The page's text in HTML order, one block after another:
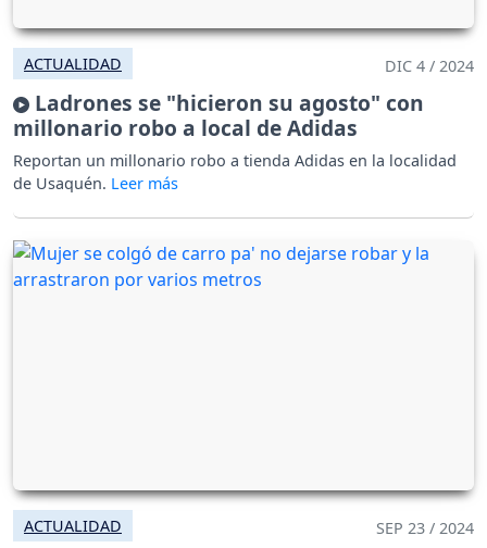
ACTUALIDAD DIC 4 / 2024
Ladrones se "hicieron su agosto" con
millonario robo a local de Adidas
Reportan un millonario robo a tienda Adidas en la localidad
de Usaquén.
ACTUALIDAD SEP 23 / 2024